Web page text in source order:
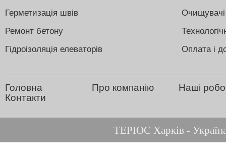
Герметизація швів
Ремонт бетону
Гідроізоляція елеваторів
Оплата і
Головна Про компанію
Наші
Контакти
ТЕРІОС Харків -